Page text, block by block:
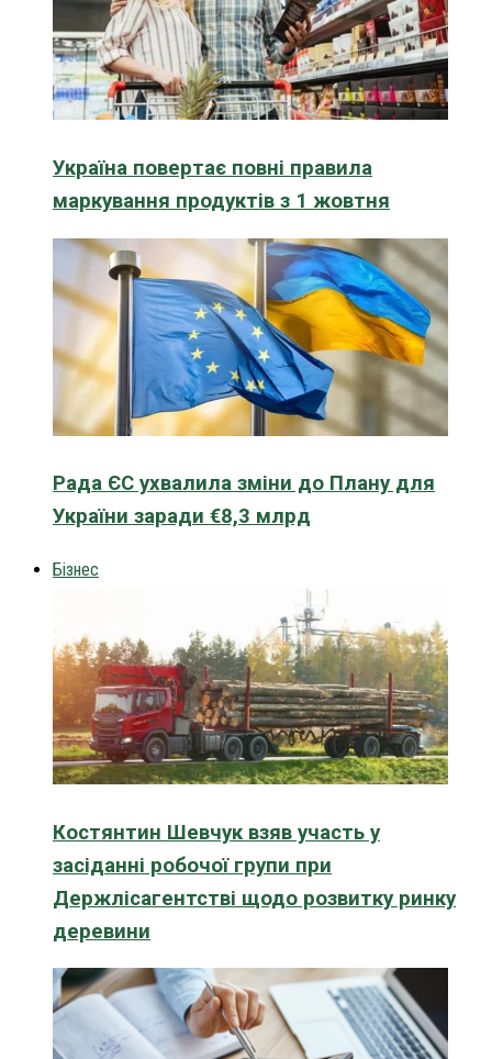
Україна повертає повні правила
маркування продуктів з 1 жовтня
Рада ЄС ухвалила зміни до Плану для
України заради €8,3 млрд
Бізнес
Костянтин Шевчук взяв участь у
засіданні робочої групи при
Держлісагентстві щодо розвитку ринку
деревини